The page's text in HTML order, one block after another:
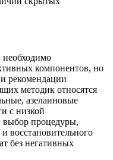
компонентов, но
рекомендации
методик относятся
азелаиновые
с низкой
выбор процедуры,
восстановительного
без негативных